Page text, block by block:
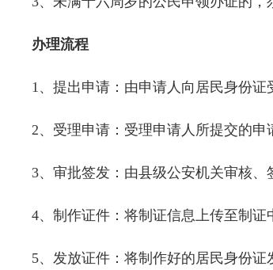
办理流程
1、提出申请：由申请人向居民身份证
2、受理申请：受理申请人所提交的申
3、审批签发：由县级公安机关审核、
4、制作证件：将制证信息上传至制证
5、发放证件：将制作好的居民身份证